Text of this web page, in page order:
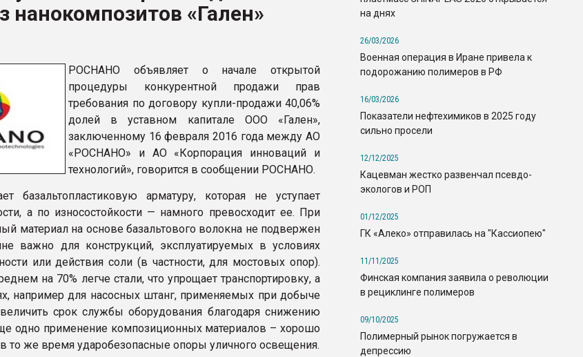
нанокомпозитов «Гален»
РОСНАНО объявляет о начале открытой
процедуры конкурентной продажи прав
требования по договору купли-продажи 40,06%
долей в уставном капитале ООО «Гален»,
заключенному 16 февраля 2016 года между АО
«РОСНАНО» и АО «Корпорация инноваций и
технологий», говорится в сообщении РОСНАНО.
базальтопластиковую арматуру, которая не уступает
а по износостойкости — намного превосходит ее. При
материал на основе базальтового волокна не подвержен
важно для конструкций, эксплуатируемых в условиях
или действия соли (в частности, для мостовых опор).
на 70% легче стали, что упрощает транспортировку, а
например для насосных штанг, применяемых при добыче
срок службы оборудования благодаря снижению
одно применение композиционных материалов – хорошо
то же время ударобезопасные опоры уличного освещения.
на днях
26/03/2026
Военная операция в Иране привела к
подорожанию полимеров в РФ
16/03/2026
Показатели нефтехимиков в 2025 году
сильно просели
12/12/2025
Кацевман жестко развенчал псевдо-
экологов и РОП
01/12/2025
ГК «Алеко» отправилась на "Кассиопею"
11/11/2025
Финская компания заявила о революции
в рециклинге полимеров
09/10/2025
Полимерный рынок погружается в
депрессию